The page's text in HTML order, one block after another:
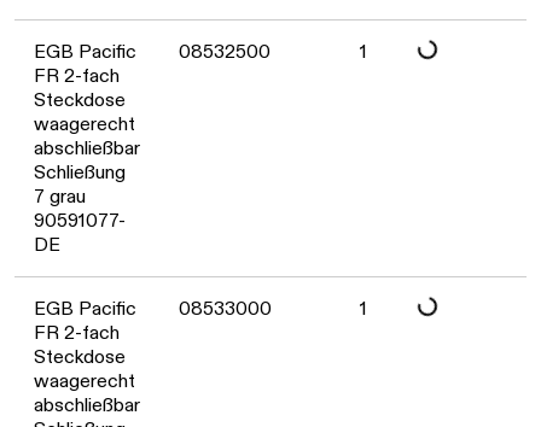
EGB Pacific
FR 2-fach
Steckdose
waagerecht
abschließbar
Schließung
7 grau
90591077-
DE
08532500 1
EGB Pacific
FR 2-fach
Steckdose
waagerecht
abschließbar
08533000 1